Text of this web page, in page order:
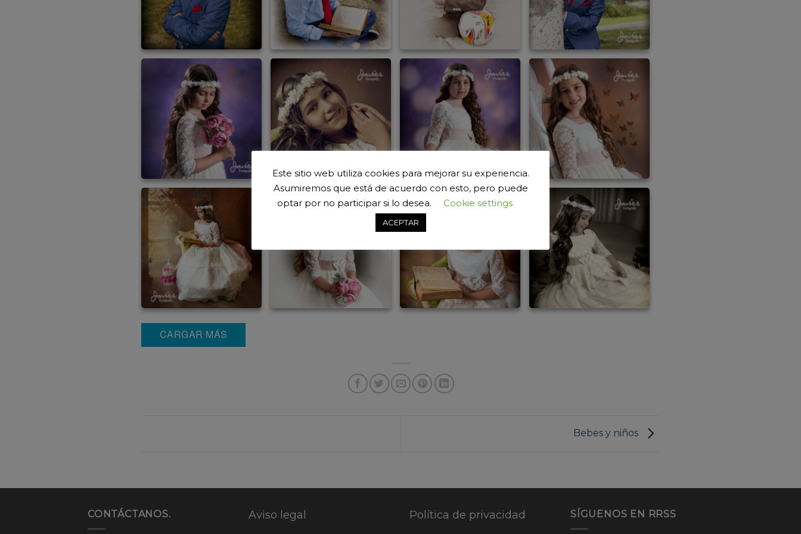
CARGAR MÁS
Bebes y niños
CONTÁCTANOS. Aviso legal Política de privacidad SÍGUENOS EN RRSS
Este sitio web utiliza cookies para mejorar su experiencia.
Asumiremos que está de acuerdo con esto, pero puede
optar por no participar si lo desea.
Cookie settings
ACEPTAR